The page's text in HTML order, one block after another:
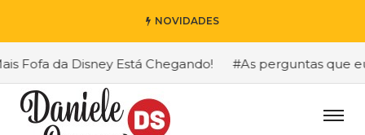
NOVIDADES
da Disney Está Chegando! #As perguntas que eu